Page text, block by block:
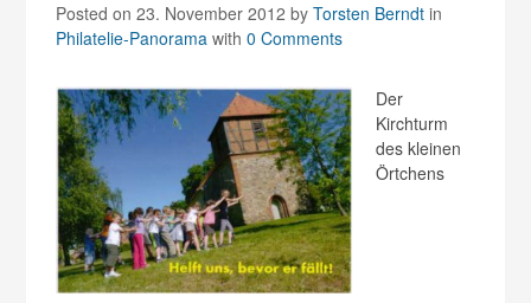
Posted on 23. November 2012byTorsten Berndt in
Philatelie-Panorama with0 Comments
Der
Kirchturm
des kleinen
Örtchens